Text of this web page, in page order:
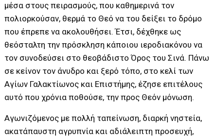
μέσα στους πειρασμούς, που καθημερινά τον
πολιορκούσαν, θερμά το Θεό να του δείξει το δρόμο
που έπρεπε να ακολουθήσει. Έτσι, δέχθηκε ως
θεόσταλτη την πρόσκληση κάποιου ιεροδιακόνου να
τον συνοδεύσει στο θεοβάδιστο Όρος του Σινά. Πάνω
σε κείνον τον άνυδρο και ξερό τόπο, στο κελί των
Αγίων Γαλακτίωνος και Επιστήμης, έζησε επιτέλους
αυτό που χρόνια ποθούσε, την προς Θεόν μόνωση.
Αγωνιζόμενος με πολλή ταπείνωση, διαρκή νηστεία,
ακατάπαυστη αγρυπνία και αδιάλειπτη προσευχή,